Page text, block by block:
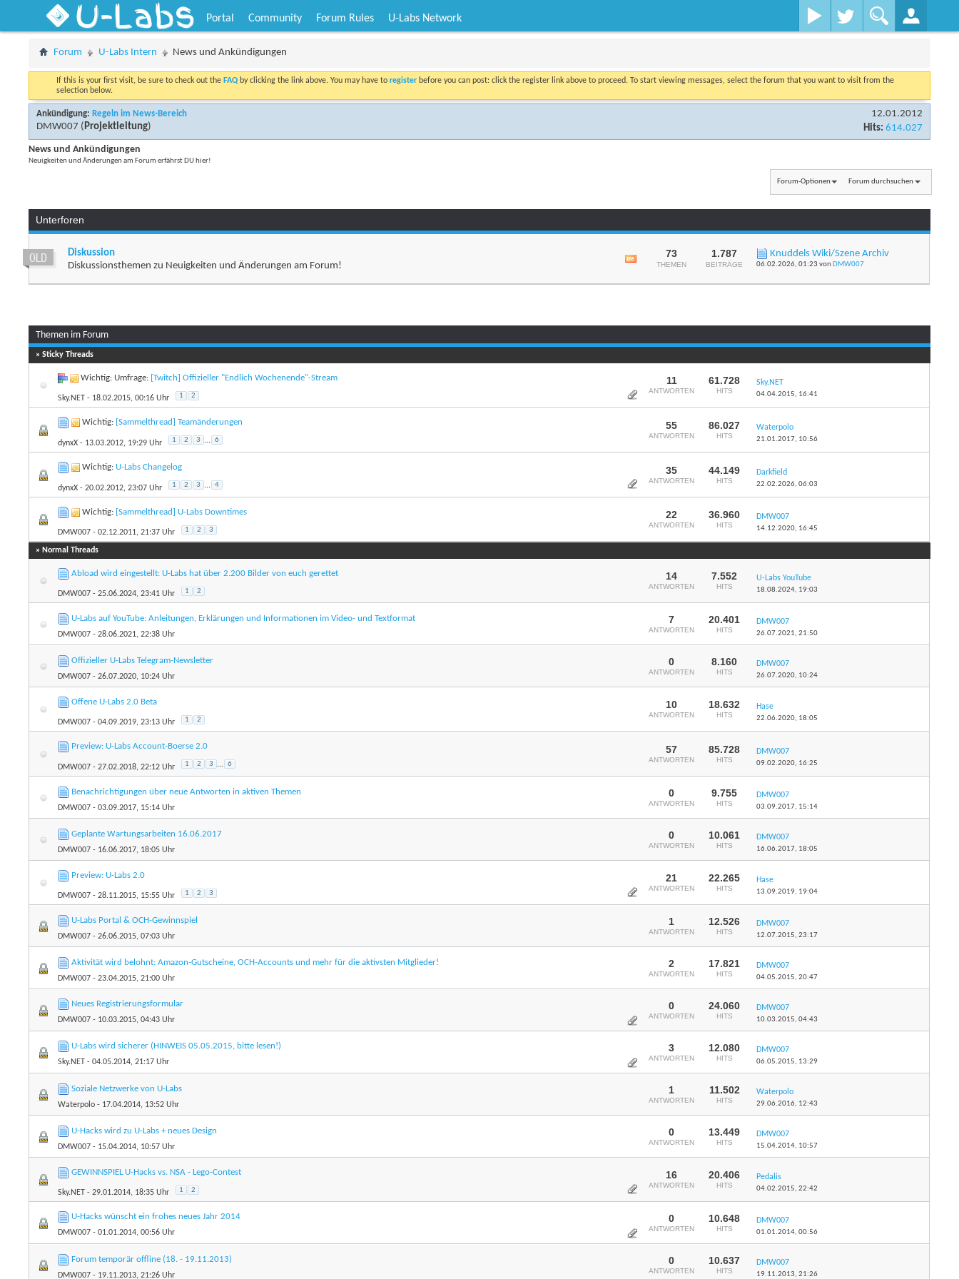
U-Labs Portal Community Forum Rules U-Labs Network
Forum U-Labs Intern News und Ankündigungen
If this is your first visit, be sure to check out the FAQ by clicking the link above. You may have toregister before you can post: click the register link above to proceed. To start viewing messages, select the forum that you want to visit from the
selection below.
Ankündigung: Regeln im News-Bereich
DMW007 (Projektleitung)
12.01.2012
Hits: 614.027
News und Ankündigungen
Neuigkeiten und Änderungen am Forum erfährst DU hier!
Forum-Optionen Forum durchsuchen
Unterforen
Diskussion
Diskussionsthemen zu Neuigkeiten und Änderungen am Forum!
RSS-
dieses
73
THEMEN
1.787
BEITRÄGE
Knuddels Wiki/Szene Archiv
06.02.2026,01:23 vonDMW007
Themen im Forum
» Sticky Threads
Wichtig: Umfrage: [Twitch] Offizieller "Endlich Wochenende"-Stream
Sky.NET - 18.02.2015, 00:16 Uhr 1 2
11
ANTWORTEN
61.728
HITS
Sky.NET
04.04.2015, 16:41
Wichtig: [Sammelthread] Teamänderungen
dynxX - 13.03.2012, 19:29 Uhr 1 2 3 ... 6
55
ANTWORTEN
86.027
HITS
Waterpolo
21.01.2017, 10:56
Wichtig:U-Labs Changelog
dynxX - 20.02.2012, 23:07 Uhr 1 2 3 ... 4
35
ANTWORTEN
44.149
HITS
Darkfield
22.02.2026,06:03
Wichtig: [Sammelthread] U-Labs Downtimes
DMW007 - 02.12.2011, 21:37 Uhr 1 2 3
22
ANTWORTEN
36.960
HITS
DMW007
14.12.2020, 16:45
» Normal Threads
Abload wird eingestellt: U-Labs hat über 2.200 Bilder von euch gerettet
DMW007 - 25.06.2024, 23:41 Uhr 1 2
14
ANTWORTEN
7.552
HITS
U-Labs YouTube
18.08.2024, 19:03
U-Labs auf YouTube: Anleitungen, Erklärungen und Informationen im Video- und Textformat
DMW007 - 28.06.2021, 22:38 Uhr
7
ANTWORTEN
20.401
HITS
DMW007
26.07.2021,21:50
Offizieller U-Labs Telegram-Newsletter
DMW007 - 26.07.2020, 10:24 Uhr
0
ANTWORTEN
8.160
HITS
DMW007
26.07.2020, 10:24
Offene U-Labs 2.0 Beta
DMW007 - 04.09.2019, 23:13 Uhr 1 2
10
ANTWORTEN
18.632
HITS
Hase
22.06.2020, 18:05
Preview: U-Labs Account-Boerse 2.0
DMW007 - 27.02.2018, 22:12 Uhr 1 2 3 ... 6
57
ANTWORTEN
85.728
HITS
DMW007
09.02.2020, 16:25
Benachrichtigungen über neue Antworten in aktiven Themen
DMW007 - 03.09.2017, 15:14 Uhr
0
ANTWORTEN
9.755
HITS
DMW007
03.09.2017, 15:14
Geplante Wartungsarbeiten 16.06.2017
DMW007 - 16.06.2017, 18:05 Uhr
0
ANTWORTEN
10.061
HITS
DMW007
16.06.2017, 18:05
Preview: U-Labs 2.0
DMW007 - 28.11.2015, 15:55 Uhr 1 2 3
21
ANTWORTEN
22.265
HITS
Hase
13.09.2019, 19:04
U-Labs Portal & OCH-Gewinnspiel
DMW007 - 26.06.2015, 07:03 Uhr
1
ANTWORTEN
12.526
HITS
DMW007
12.07.2015,23:17
Aktivität wird belohnt: Amazon-Gutscheine, OCH-Accounts und mehr für die aktivsten Mitglieder!
DMW007 - 23.04.2015, 21:00 Uhr
2
ANTWORTEN
17.821
HITS
DMW007
04.05.2015,20:47
Neues Registrierungsformular
DMW007 - 10.03.2015, 04:43 Uhr
0
ANTWORTEN
24.060
HITS
DMW007
10.03.2015,04:43
U-Labs wird sicherer (HINWEIS 05.05.2015, bitte lesen!)
Sky.NET - 04.05.2014, 21:17 Uhr
3
ANTWORTEN
12.080
HITS
DMW007
06.05.2015, 13:29
Soziale Netzwerke von U-Labs
Waterpolo - 17.04.2014, 13:52 Uhr
1
ANTWORTEN
11.502
HITS
Waterpolo
29.06.2016, 12:43
U-Hacks wird zu U-Labs + neues Design
DMW007 - 15.04.2014, 10:57 Uhr
0
ANTWORTEN
13.449
HITS
DMW007
15.04.2014, 10:57
GEWINNSPIEL U-Hacks vs. NSA - Lego-Contest
Sky.NET - 29.01.2014, 18:35 Uhr 1 2
16
ANTWORTEN
20.406
HITS
Pedalis
04.02.2015,22:42
U-Hacks wünscht ein frohes neues Jahr 2014
DMW007 - 01.01.2014, 00:56 Uhr
0
ANTWORTEN
10.648
HITS
DMW007
01.01.2014,00:56
Forum temporär offline (18. - 19.11.2013)
DMW007 - 19.11.2013, 21:26 Uhr
0
ANTWORTEN
10.637
HITS
DMW007
19.11.2013,21:26